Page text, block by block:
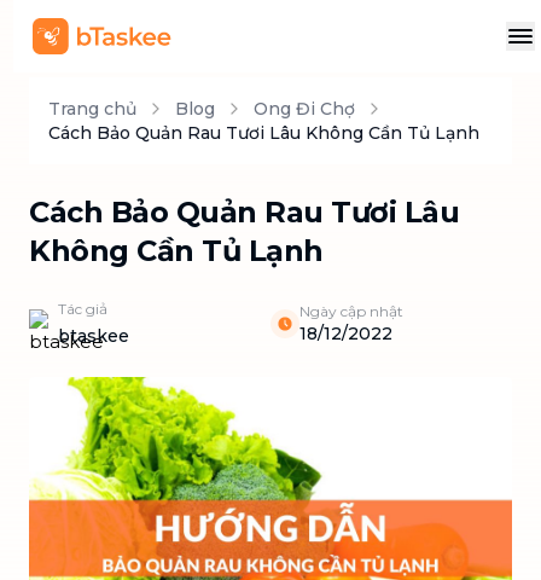
Trang chủ Blog
Ong Đi Chợ
Cách Bảo Quản Rau Tươi Lâu Không Cần Tủ Lạnh
Cách Bảo Quản Rau Tươi Lâu
Không Cần Tủ Lạnh
Tác giả
btaskee
Ngày cập nhật
18/12/2022